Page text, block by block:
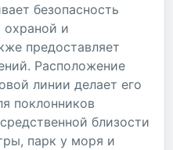
безопасность
охраной и
предоставляет
Расположение
линии делает его
поклонников
близости
парк у моря и